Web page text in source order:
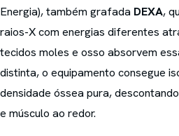
Energia), também grafada DEXA,
raios-X com energias diferentes
tecidos moles e osso absorvem
distinta, o equipamento consegue
densidade óssea pura,
e músculo ao redor.